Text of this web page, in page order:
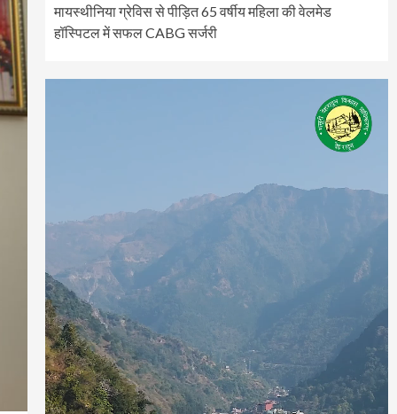
मायस्थीनिया ग्रेविस से पीड़ित 65 वर्षीय महिला की वेलमेड
हॉस्पिटल में सफल CABG सर्जरी